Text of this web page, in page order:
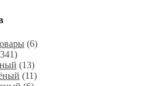
(6)
(13)
(11)